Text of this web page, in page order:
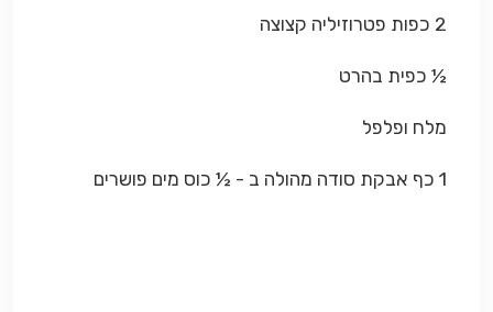
2 כפות פטרוזיליה קצוצה
½ כפית בהרט
מלח ופלפל
1 כף אבקת סודה מהולה ב - ½ כוס מים פושרים